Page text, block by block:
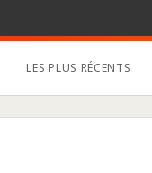
LES PLUS RÉCENTS